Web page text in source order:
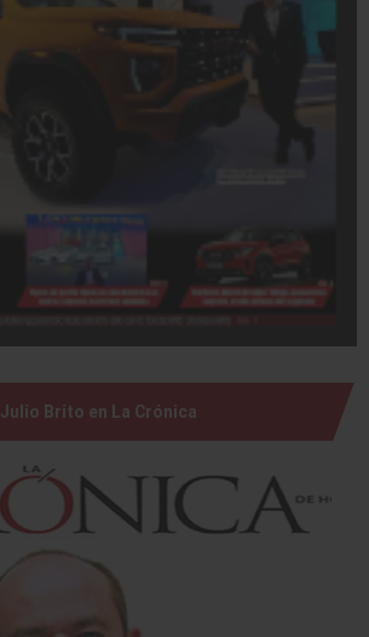
Julio Brito en La Crónica